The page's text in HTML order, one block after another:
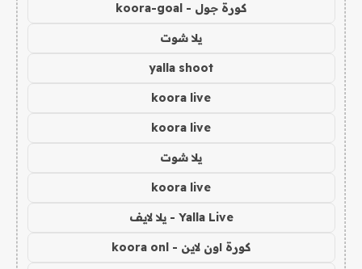
كورة جول - koora-goal
يلا شوت
yalla shoot
koora live
koora live
يلا شوت
koora live
Yalla Live - يلا لايف
كورة اون لاين - koora onl